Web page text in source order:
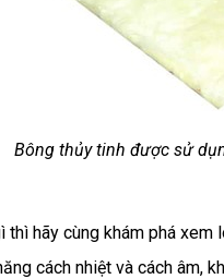
Bông thủy tinh được sử
hãy cùng khám phá
cách nhiệt và cách âm,